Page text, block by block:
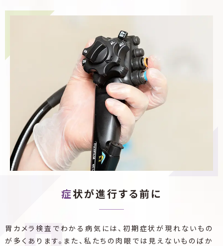
症状が進行する前に
胃カメラ検査でわかる病気には、初期症状が現れないもの
が多くあります。また、私たちの肉眼では見えないものばか